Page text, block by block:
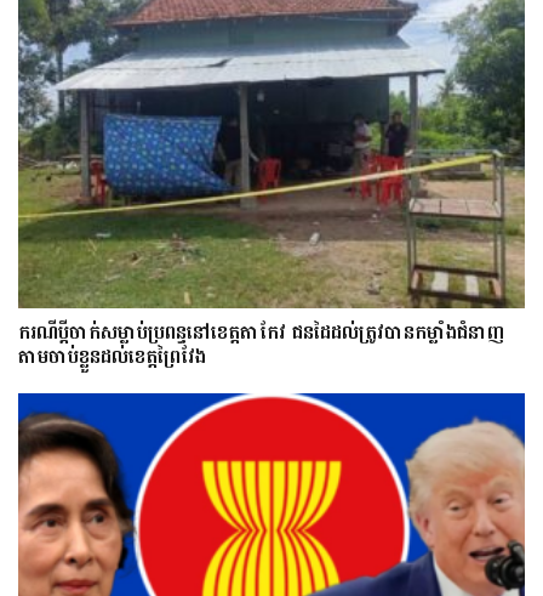
ករណីប្ដីចាក់សម្លាប់ប្រពន្ធនៅខេត្តតាកែវ ជនដៃដល់ត្រូវបានកម្លាំងជំនាញ
តាមចាប់ខ្លួនដល់ខេត្តព្រៃវែង